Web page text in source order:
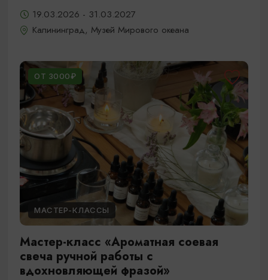
19.03.2026 - 31.03.2027
Калининград, Музей Мирового океана
ОТ 3000₽
МАСТЕР-КЛАССЫ
Мастер-класс «Ароматная соевая
свеча ручной работы с
вдохновляющей фразой»